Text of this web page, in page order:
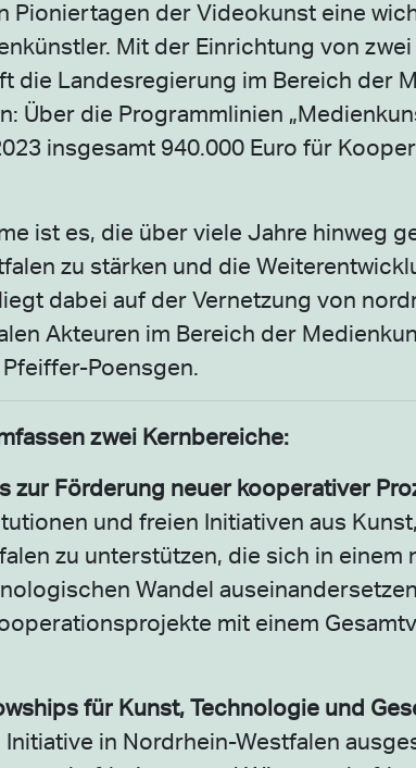
Pioniertagen der Videokunst eine
Mit der Einrichtung von
die Landesregierung im Bereich der
Über die Programmlinien
insgesamt 940.000 Euro für
ist es, die über viele Jahre hinweg
zu stärken und die
dabei auf der Vernetzung von
Akteuren im Bereich der
Poensgen.
zwei Kernbereiche:
zur Förderung neuer kooperativer
und freien Initiativen aus
zu unterstützen, die sich in
Wandel
mit einem
für Kunst, Technologie und
in Nordrhein-Westfalen